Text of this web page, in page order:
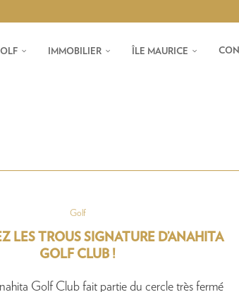
IMMOBILIER ÎLE MAURICE
Golf
LES TROUS SIGNATURE D’ANAHITA
GOLF CLUB !
Golf Club fait partie du cercle très fermé